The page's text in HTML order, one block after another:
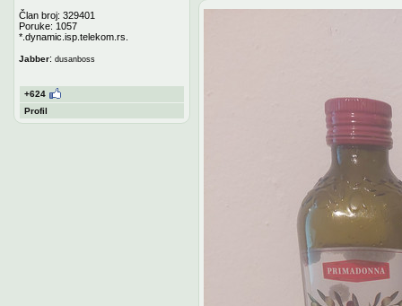
Član broj: 329401
Poruke: 1057
*.dynamic.isp.telekom.rs.
Jabber: dusanboss
+624
Profil